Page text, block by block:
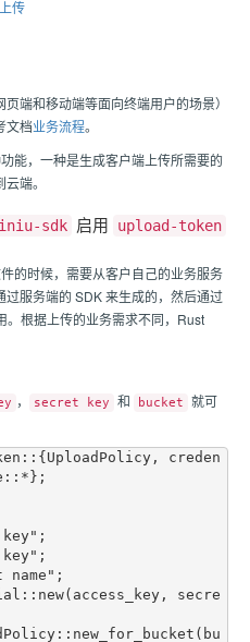
传
端和移动端等面向终端用户的场景）
文档业务流程。
能，一种是生成客户端上传所需要的
端。
sdk 启用 upload-token
的时候，需要从客户自己的业务服务
服务端的 SDK 来生成的，然后通过
。根据上传的业务需求不同，Rust
， secret key 和 bucket
就可
creden
name";
secre